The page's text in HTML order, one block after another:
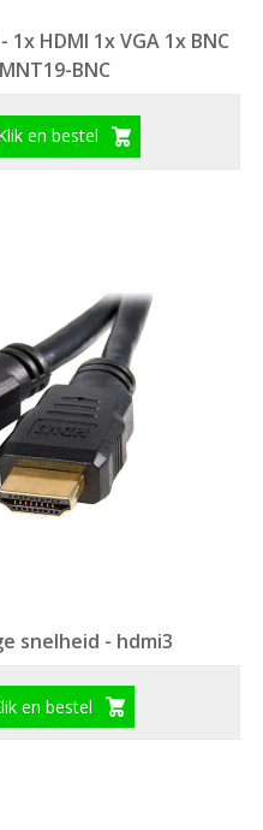
HDMI 1x VGA 1x BNC
BNC
en bestel
snelheid - hdmi3
en bestel